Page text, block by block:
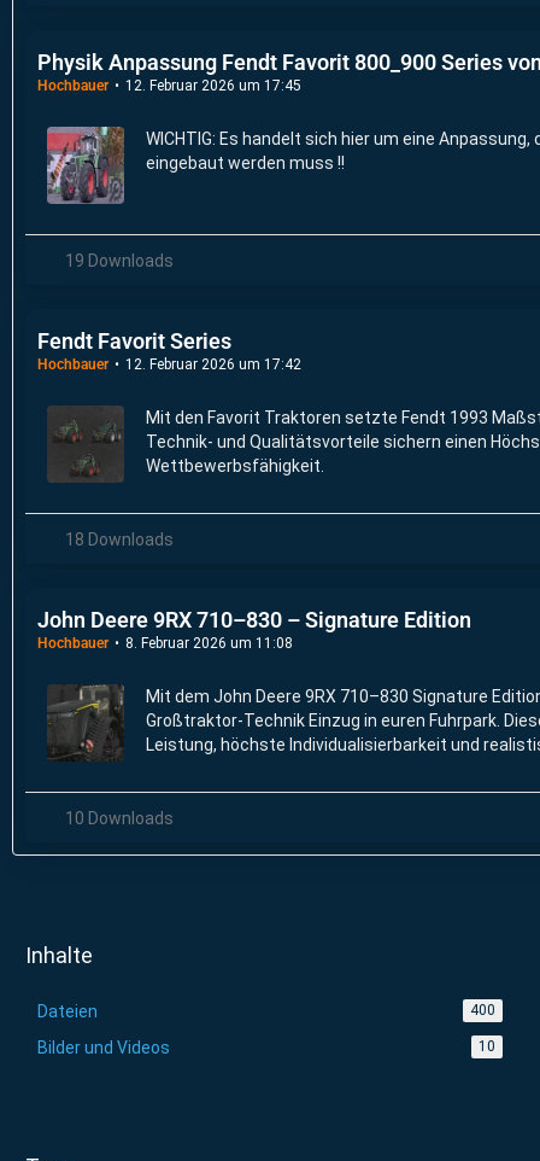
Physik Anpassung Fendt Favorit 800_900 Series
Hochbauer 12. Februar 2026 um 17:45
WICHTIG: Es handelt sich hier um eine Anpassung,
eingebaut werden muss !!
19 Downloads
Fendt Favorit Series
Hochbauer 12. Februar 2026 um 17:42
Mit den Favorit Traktoren setzte Fendt 1993
Technik- und Qualitätsvorteile sichern einen
Wettbewerbsfähigkeit.
18 Downloads
John Deere 9RX 710–830 – Signature Edition
Hochbauer 8. Februar 2026 um 11:08
Mit dem John Deere 9RX 710–830 Signature
Großtraktor-Technik Einzug in euren Fuhrpark.
Leistung, höchste Individualisierbarkeit und
10 Downloads
Inhalte
Dateien 400
Bilder und Videos 10